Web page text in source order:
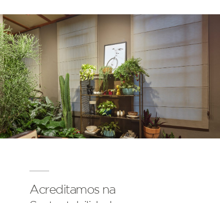
Acreditamos na